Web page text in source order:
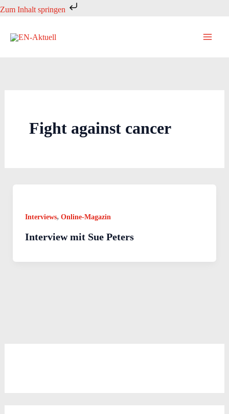
Zum Inhalt springen
Zum
springen
Fight against cancer
Interviews, Online-Magazin
Interview mit Sue Peters